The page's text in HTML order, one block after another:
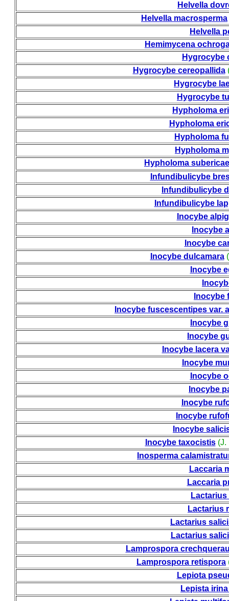
Helvella
Helvella macrosperma
Helvella
Hemimycena
Hygrocybe
Hygrocybe cereopallida
Hygrocybe
Hygrocybe
Hypholoma
Hypholoma
Hypholoma
Hypholoma
Hypholoma
Infundibulicybe
Infundibulicybe
Infundibulicybe
Inocybe
Inocybe
Inocybe
Inocybe dulcamara
Inocybe
Inocybe
Inocybe fuscescentipes var.
Inocybe
Inocybe
Inocybe lacera
Inocybe
Inocybe
Inocybe
Inocybe
Inocybe
Inocybe
Inocybe taxocistis (J.
Inosperma
Laccaria
Laccaria
Lactarius
Lactarius
Lactarius
Lamprospora
Lamprospora retispora
Lepiota
Lepista